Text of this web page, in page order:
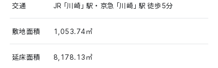
交通 JR「川崎」駅・京急「川崎」駅 徒歩5分
敷地面積 1,053.74㎡
延床面積 8,178.13㎡